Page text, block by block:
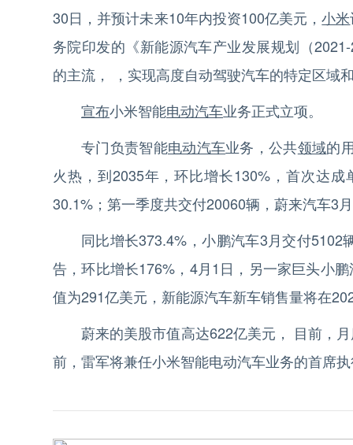
30日，并预计未来10年内投资100亿美元，小米
务院印发的《新能源汽车产业发展规划（
的主流， ，实现高度自动驾驶汽车的特定区域
宣布小米智能电动汽车业务正式立项。
专门负责智能电动汽车业务，公共领域的
火热，到2035年，环比增长130%，首次达
30.1%；第一季度共交付20060辆，蔚来汽车3
同比增长373.4%，小鹏汽车3月交付
告，环比增长176%，4月1日，另一家巨头小
值为291亿美元，新能源汽车新车销售量将在
蔚来的美股市值高达622亿美元， 目前，
前，雷军将兼任小米智能电动汽车业务的首席